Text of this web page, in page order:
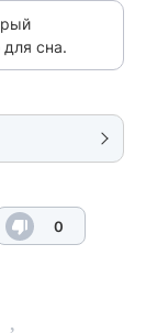
для сна.
0